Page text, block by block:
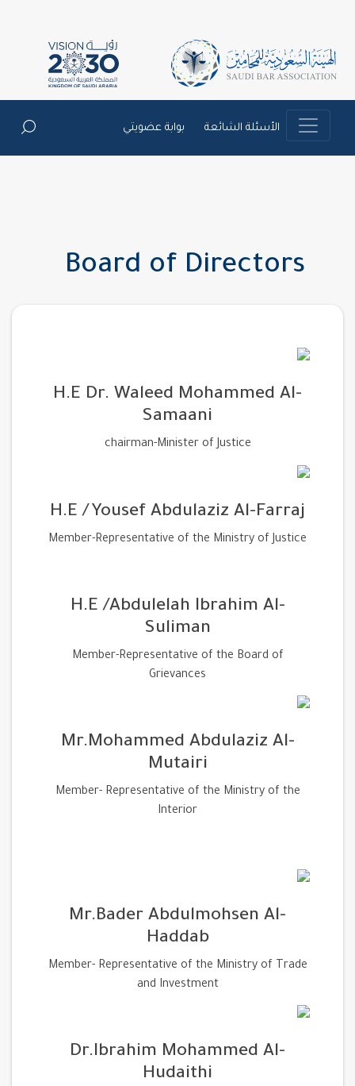
الأسئلة الشائعة بوابة عضويتي
Board of Directors
H.E Dr. Waleed Mohammed Al-
Samaani
chairman-Minister of Justice
H.E /Yousef Abdulaziz Al-Farraj
Member-Representative of the Ministry of Justice
H.E /Abdulelah Ibrahim Al-
Suliman
Member-Representative of the Board of
Grievances
Mr.Mohammed Abdulaziz Al-
Mutairi
Member- Representative of the Ministry of the
Interior
Mr.Bader Abdulmohsen Al-
Haddab
Member- Representative of the Ministry of Trade
and Investment
Dr.Ibrahim Mohammed Al-
Hudaithi